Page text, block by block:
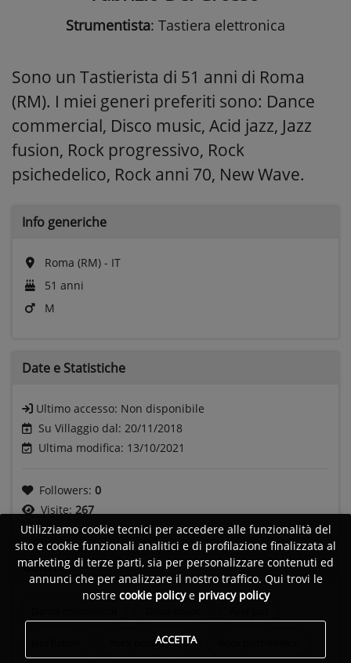
Strumentista: Tastiera elettronica
Sono un Tastierista di 51 anni di Roma
(RM). I miei generi preferiti sono: Dance
commercial, Disco music, Acid jazz, Jazz
fusion, Rock progressivo, Rock
psichedelico, Rock anni 70, New Wave.
Info generiche
Roma (RM) - IT
51 anni
M
Date e Statistiche
Ultimo accesso: Non disponibile
Su Villaggio dal: 20/11/2018
Ultima modifica: 13/10/2021
Followers: 0
Visite: 267
Generi
Rock progressivo
Utilizziamo cookie tecnici per accedere alle funzionalità del
sito e cookie funzionali analitici e di profilazione finalizzata al
marketing di terze parti, sia per personalizzare contenuti ed
annunci che per analizzare il nostro traffico. Qui trovi le
nostre cookie policye privacy policy
ACCETTA